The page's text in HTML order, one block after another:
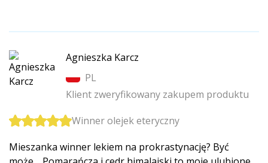
Agnieszka Karcz
PL
Klient zweryfikowany zakupem produktu
Winner olejek eteryczny
Mieszanka winner lekiem na prokrastynację? Być